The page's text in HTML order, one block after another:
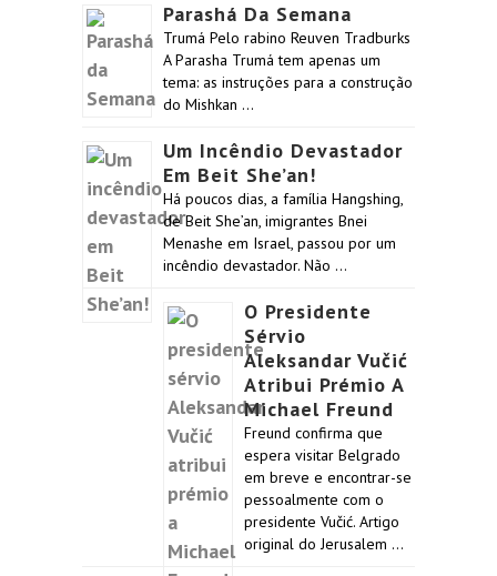
Parashá Da Semana
Trumá Pelo rabino Reuven Tradburks
A Parasha Trumá tem apenas um
tema: as instruções para a construção
do Mishkan …
Um Incêndio Devastador
Em Beit She’an!
Há poucos dias, a família Hangshing,
de Beit She’an, imigrantes Bnei
Menashe em Israel, passou por um
incêndio devastador. Não …
O Presidente
Sérvio
Aleksandar Vučić
Atribui Prémio A
Michael Freund
Freund confirma que
espera visitar Belgrado
em breve e encontrar-se
pessoalmente com o
presidente Vučić. Artigo
original do Jerusalem …